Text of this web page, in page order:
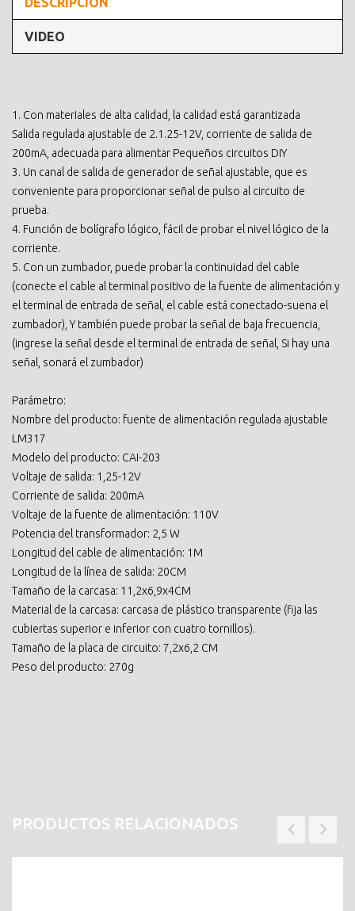
VIDEO
1. Con materiales de alta calidad, la calidad está garantizada
Salida regulada ajustable de 2.1.25-12V, corriente de salida de
200mA, adecuada para alimentar Pequeños circuitos DIY
3. Un canal de salida de generador de señal ajustable, que es
conveniente para proporcionar señal de pulso al circuito de
prueba.
4. Función de bolígrafo lógico, fácil de probar el nivel lógico de la
corriente.
5. Con un zumbador, puede probar la continuidad del cable
(conecte el cable al terminal positivo de la fuente de alimentación y
el terminal de entrada de señal, el cable está conectado-suena el
zumbador), Y también puede probar la señal de baja frecuencia,
(ingrese la señal desde el terminal de entrada de señal, Si hay una
señal, sonará el zumbador)
Parámetro:
Nombre del producto: fuente de alimentación regulada ajustable
LM317
Modelo del producto: CAI-203
Voltaje de salida: 1,25-12V
Corriente de salida: 200mA
Voltaje de la fuente de alimentación: 110V
Potencia del transformador: 2,5 W
Longitud del cable de alimentación: 1M
Longitud de la línea de salida: 20CM
Tamaño de la carcasa: 11,2x6,9x4CM
Material de la carcasa: carcasa de plástico transparente (fija las
cubiertas superior e inferior con cuatro tornillos).
Tamaño de la placa de circuito: 7,2x6,2 CM
Peso del producto: 270g
PRODUCTOS RELACIONADOS